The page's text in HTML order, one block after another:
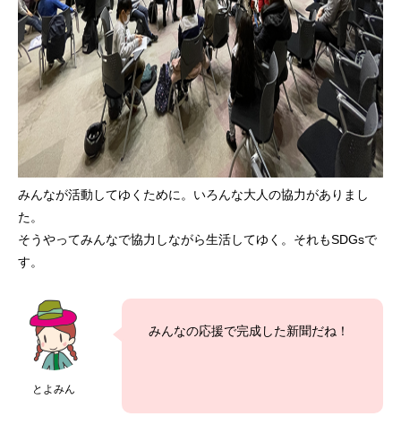
みんなが活動してゆくために。いろんな大人の協力がありまし
た。
そうやってみんなで協力しながら生活してゆく。それもSDGsで
す。
とよみん
みんなの応援で完成した新聞だね！